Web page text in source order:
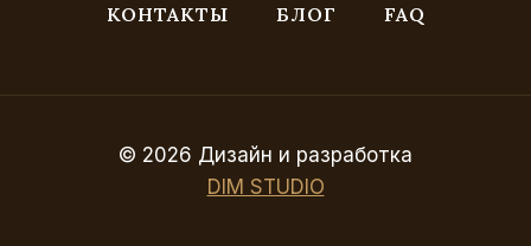
КОНТАКТЫ
БЛОГ FAQ
© 2026 Дизайн и разработка
DIM STUDIO